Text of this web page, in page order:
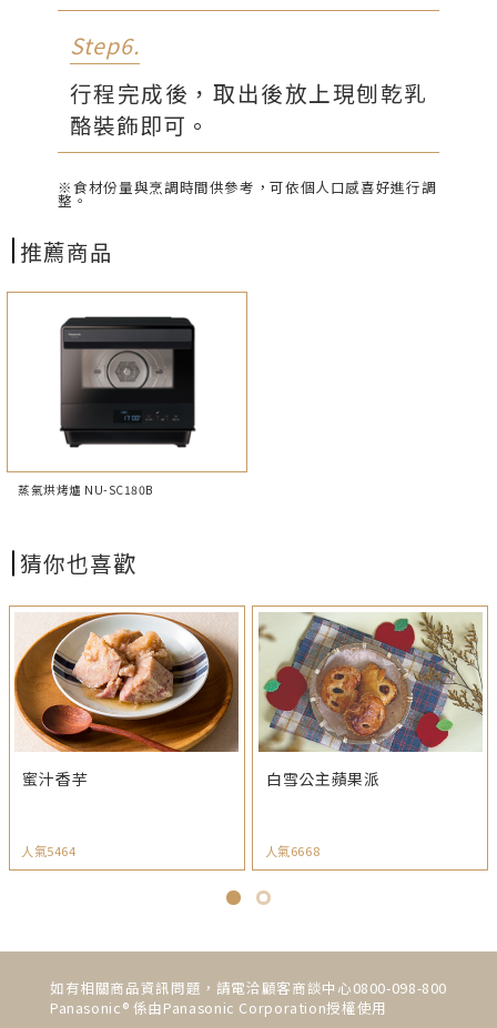
Step6.
行程完成後，取出後放上現刨乾乳
酪裝飾即可。
※食材份量與烹調時間供參考，可依個人口感喜好進行調
整。
推薦商品
蒸氣烘烤爐 NU-SC180B
猜你也喜歡
蜜汁香芋
人氣5464
白雪公主蘋果派
人氣6668
如有相關商品資訊問題，請電洽顧客商談中心0800-098-800
Panasonic® 係由Panasonic Corporation授權使用